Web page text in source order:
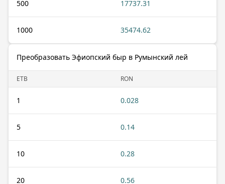
500 17737.31
1000 35474.62
Преобразовать Эфиопский быр в Румынский лей
ETB RON
1 0.028
5 0.14
10 0.28
20 0.56